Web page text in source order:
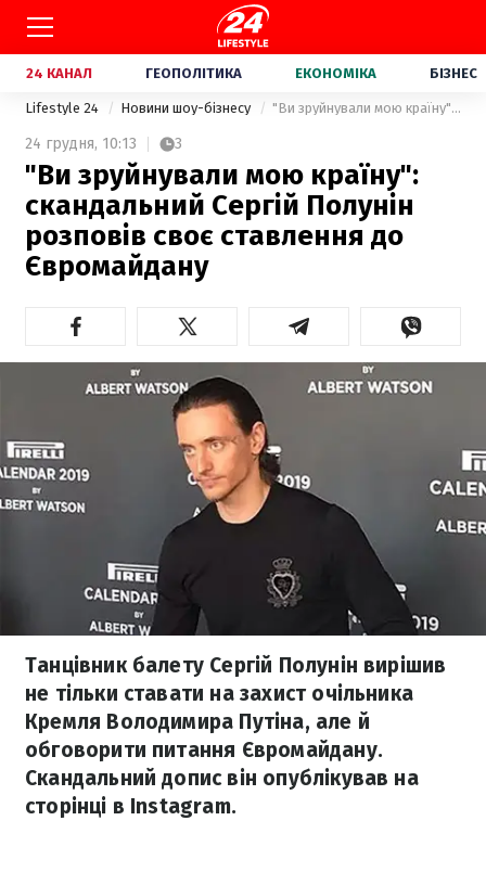
24 КАНАЛ ГЕОПОЛІТИКА ЕКОНОМІКА БІЗНЕС
Lifestyle 24 Новини шоу-бізнесу "Ви зруйнували мою країну": скандальний Сергій Полунін розповів своє ставлення до Євромайдану
24 грудня, 10:13 3
"Ви зруйнували мою країну":
скандальний Сергій Полунін
розповів своє ставлення до
Євромайдану
Танцівник балету Сергій Полунін вирішив
не тільки ставати на захист очільника
Кремля Володимира Путіна, але й
обговорити питання Євромайдану.
Скандальний допис він опублікував на
сторінці в Instagram.